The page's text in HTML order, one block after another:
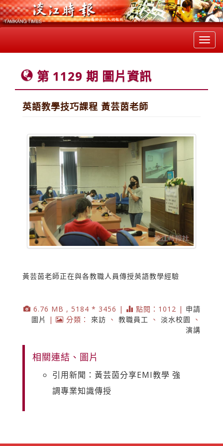
第 1129 期 圖片資訊
英語教學技巧課程 黃芸茵老師
黃芸茵老師正在與各教職人員傳授英語教學經驗
6.76 MB , 5184 * 3456 | 點閱：1012 | 申請
圖片
| 分類： 來訪 、 教職員工 、 淡水校園
、
演講
相關連結、圖片
引用新聞：黃芸茵分享EMI教學 強
調專業知識傳授